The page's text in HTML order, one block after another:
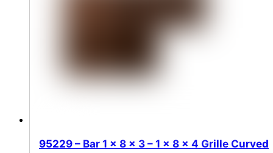
95229 – Bar 1 x 8 x 3 – 1 x 8 x 4 Grille Curved